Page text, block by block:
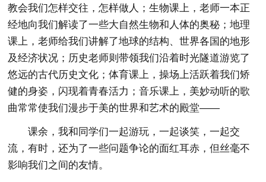
教会我们怎样交往，怎样做人；生物课上，老师一本正
经地向我们解读了一些大自然生物和人体的奥秘；地理
课上，老师给我们讲解了地球的结构、世界各国的地形
及经济状况；历史老师则带领我们沿着时光隧道游览了
悠远的古代历史文化；体育课上，操场上活跃着我们矫
健的身姿，闪现着青春活力；音乐课上，美妙动听的歌
曲常常使我们漫步于美的世界和艺术的殿堂——
课余，我和同学们一起游玩，一起谈笑，一起交
流，有时，还为了一些问题争论的面红耳赤，但丝毫不
影响我们之间的友情。